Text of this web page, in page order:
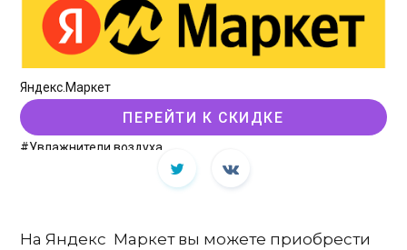
Яндекс.Маркет
ПЕРЕЙТИ К СКИДКЕ
#Увлажнители воздуха
На Яндекс Маркет вы можете приобрести